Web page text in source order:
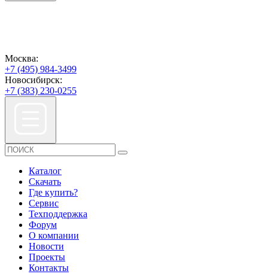
Москва:
+7 (495) 984-3499
Новосибирск:
+7 (383) 230-0255
Каталог
Скачать
Где купить?
Сервис
Техподдержка
Форум
О компании
Новости
Проекты
Контакты